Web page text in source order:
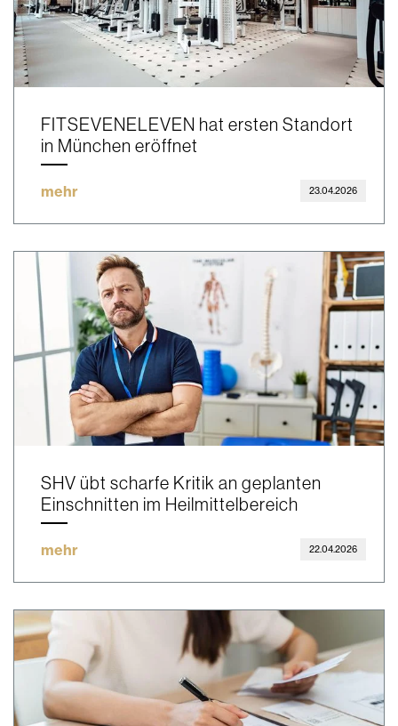
FITSEVENELEVEN hat ersten Standort
in München eröffnet
mehr 23.04.2026
SHV übt scharfe Kritik an geplanten
Einschnitten im Heilmittelbereich
mehr 22.04.2026